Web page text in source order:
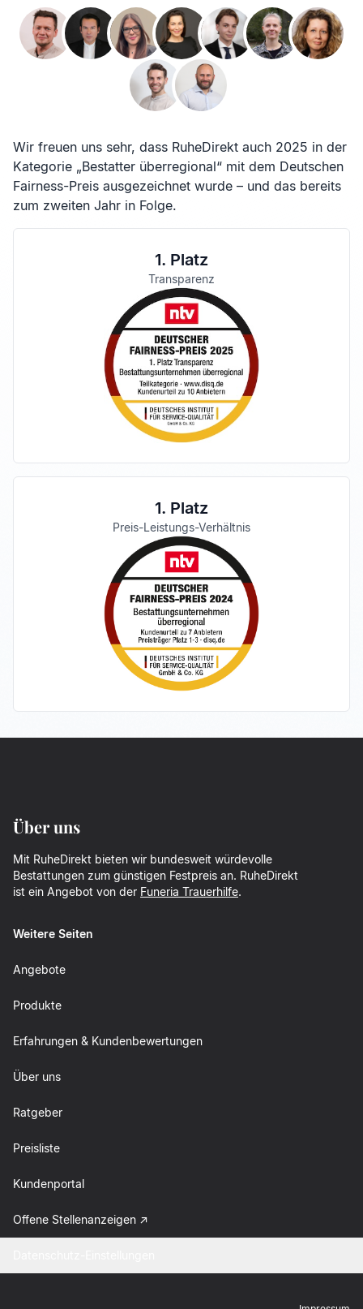
Wir freuen uns sehr, dass RuheDirekt auch 2025 in der
Kategorie „Bestatter überregional“ mit dem Deutschen
Fairness-Preis ausgezeichnet wurde – und das bereits
zum zweiten Jahr in Folge.
1. Platz
Transparenz
1. Platz
Preis-Leistungs-Verhältnis
Über uns
Mit RuheDirekt bieten wir bundesweit würdevolle
Bestattungen zum günstigen Festpreis an. RuheDirekt
ist ein Angebot von der Funeria Trauerhilfe.
Weitere Seiten
Angebote
Produkte
Erfahrungen & Kundenbewertungen
Über uns
Ratgeber
Preisliste
Kundenportal
Offene Stellenanzeigen